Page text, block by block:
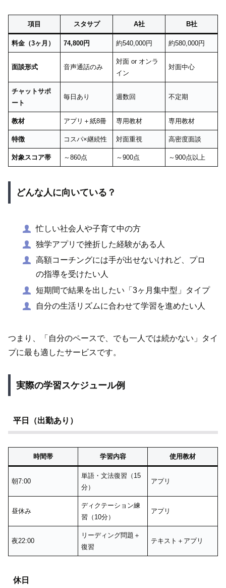
項目 スタサプ A社 B社
料金（3ヶ月） 74,800円 約540,000円 約580,000円
面談形式 音声通話のみ
対面 or オンラ
イン
対面中心
チャットサポ
ート
毎日あり 週数回 不定期
教材 アプリ＋紙8冊 専用教材 専用教材
特徴 コスパ×継続性 対面重視 高密度面談
対象スコア帯 ～860点 ～900点 ～900点以上
どんな人に向いている？
忙しい社会人や子育て中の方
独学アプリで挫折した経験がある人
高額コーチングには手が出せないけれど、プロ
の指導を受けたい人
短期間で結果を出したい「3ヶ月集中型」タイプ
自分の生活リズムに合わせて学習を進めたい人
つまり、「自分のペースで、でも一人では続かない」タイ
プに最も適したサービスです。
実際の学習スケジュール例
平日（出勤あり）
時間帯 学習内容 使用教材
朝7:00
単語・文法復習（15
分）
アプリ
昼休み
ディクテーション練
習（10分）
アプリ
夜22:00
リーディング問題＋
復習
テキスト＋アプリ
休日